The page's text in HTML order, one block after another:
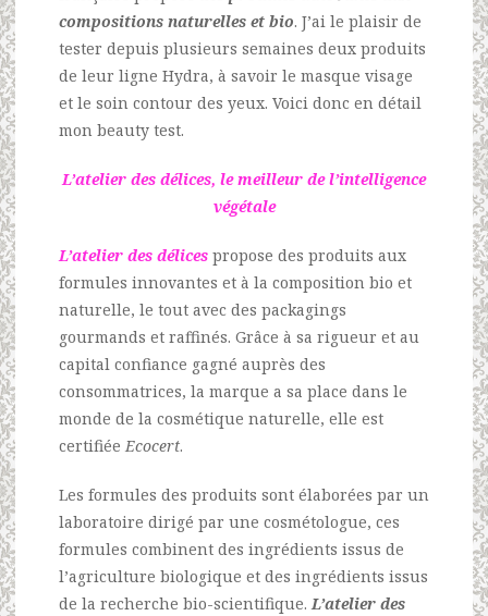
compositions naturelles et bio. J’ai le plaisir de
tester depuis plusieurs semaines deux produits
de leur ligne Hydra, à savoir le masque visage
et le soin contour des yeux. Voici donc en détail
mon beauty test.
L’atelier des délices, le meilleur de l’intelligence
végétale
L’atelier des délices propose des produits aux
formules innovantes et à la composition bio et
naturelle, le tout avec des packagings
gourmands et raffinés. Grâce à sa rigueur et au
capital confiance gagné auprès des
consommatrices, la marque a sa place dans le
monde de la cosmétique naturelle, elle est
certifiée Ecocert.
Les formules des produits sont élaborées par un
laboratoire dirigé par une cosmétologue, ces
formules combinent des ingrédients issus de
l’agriculture biologique et des ingrédients issus
de la recherche bio-scientifique. L’atelier des